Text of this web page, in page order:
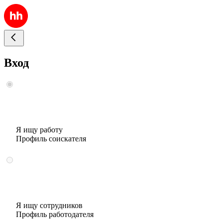
Вход
Я ищу работу
Профиль соискателя
Я ищу сотрудников
Профиль работодателя